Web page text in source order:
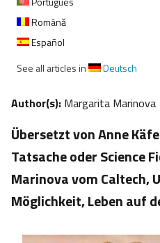
Română
Español
See all articles in
Deutsch
Author(s): Margarita Marinova
Übersetzt von Anne
Tatsache oder Science
Marinova vom Caltech,
Möglichkeit, Leben auf